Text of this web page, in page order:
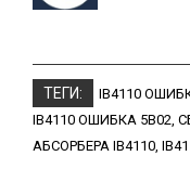
ТЕГИ: IB4110
IB4110 ОШИБКА 5B02,
АБСОРБЕРА IB4110,